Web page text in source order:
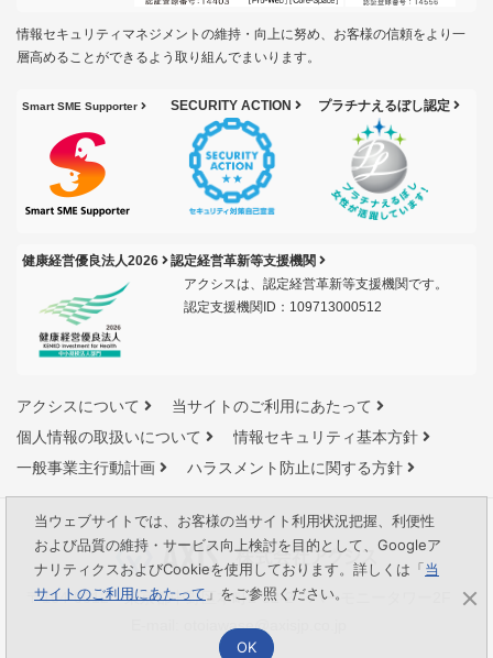
情報セキュリティマネジメントの維持・向上に努め、お客様の信頼をより一
層高めることができるよう取り組んでまいります。
Smart SME Supporter SECURITY ACTION プラチナえるぼし認定
健康経営優良法人2026
認定経営革新等支援機関
アクシスは、認定経営革新等支援機関です。
認定支援機関ID：109713000512
アクシスについて
当サイトのご利用にあたって
個人情報の取扱いについて
情報セキュリティ基本方針
一般事業主行動計画
ハラスメント防止に関する方針
〒164-0012 東京都中野区本町1-32-2 ハーモニータワー2F
otoiawase@axisjp.co.jp
当ウェブサイトでは、お客様の当サイト利用状況把握、利便性
および品質の維持・サービス向上検討を目的として、Googleア
ナリティクスおよびCookieを使用しております。詳しくは「当
サイトのご利用にあたって 」をご参照ください。
OK